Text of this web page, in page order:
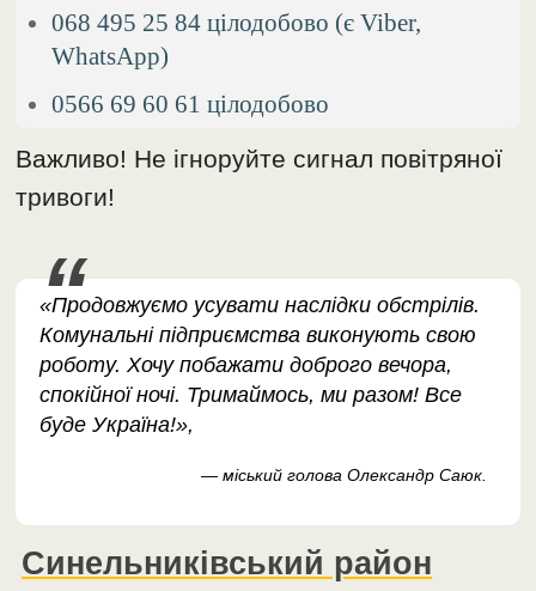
068 495 25 84 цілодобово (є Viber,
WhatsApp)
0566 69 60 61 цілодобово
Важливо! Не ігноруйте сигнал повітряної
тривоги!
«Продовжуємо усувати наслідки обстрілів.
Комунальні підприємства виконують свою
роботу. Хочу побажати доброго вечора,
спокійної ночі. Тримаймось, ми разом! Все
буде Україна!»,
— міський голова Олександр Саюк.
Синельниківський район